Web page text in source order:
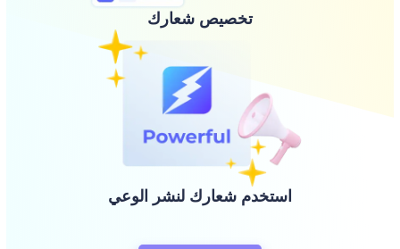
تخصيص شعارك
استخدم شعارك لنشر الوعي